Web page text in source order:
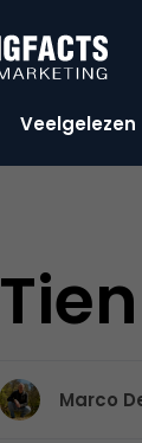
Veelgelezen
Marco